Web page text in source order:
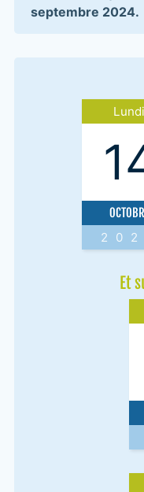
septembre 2024.
Lundi
Et